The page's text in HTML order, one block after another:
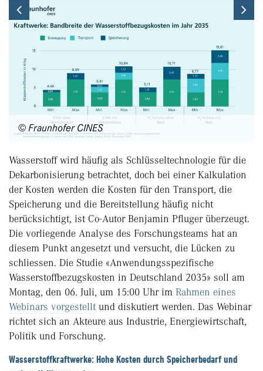
© Fraunhofer CINES
Previous
Wasserstoff wird häufig als Schlüsseltechnologie für die
Dekarbonisierung betrachtet, doch bei einer Kalkulation
der Kosten werden die Kosten für den Transport, die
Speicherung und die Bereitstellung häufig nicht
berücksichtigt, ist Co-Autor Benjamin Pfluger überzeugt.
Die vorliegende Analyse des Forschungsteams hat an
diesem Punkt angesetzt und versucht, die Lücken zu
schliessen. Die Studie «Anwendungsspezifische
Wasserstoffbezugskosten in Deutschland 2035» soll am
Montag, den 06. Juli, um 15:00 Uhr im Rahmen eines
Webinars vorgestellt und diskutiert werden. Das Webinar
richtet sich an Akteure aus Industrie, Energiewirtschaft,
Politik und Forschung.
Wasserstoffkraftwerke: Hohe Kosten durch Speicherbedarf und